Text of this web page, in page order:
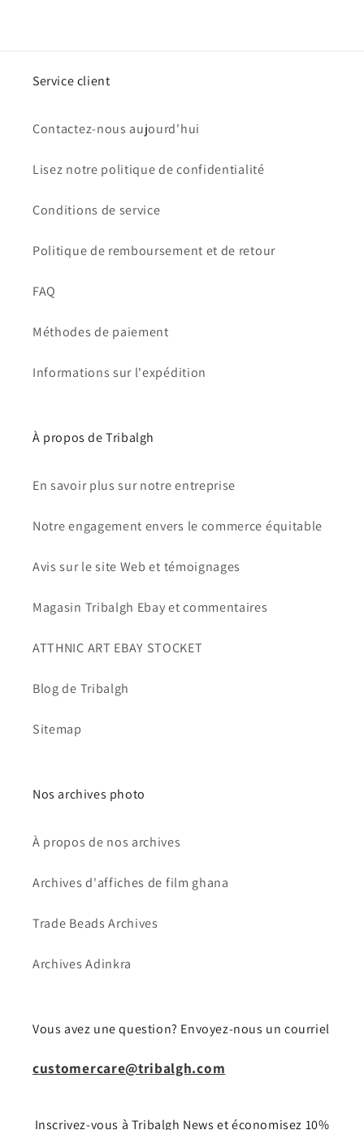
Service client
Contactez-nous aujourd'hui
Lisez notre politique de confidentialité
Conditions de service
Politique de remboursement et de retour
FAQ
Méthodes de paiement
Informations sur l'expédition
À propos de Tribalgh
En savoir plus sur notre entreprise
Notre engagement envers le commerce équitable
Avis sur le site Web et témoignages
Magasin Tribalgh Ebay et commentaires
ATTHNIC ART EBAY STOCKET
Blog de Tribalgh
Sitemap
Nos archives photo
À propos de nos archives
Archives d'affiches de film ghana
Trade Beads Archives
Archives Adinkra
Vous avez une question? Envoyez-nous un courriel
customercare@tribalgh.com
Inscrivez-vous à Tribalgh News et économisez 10%